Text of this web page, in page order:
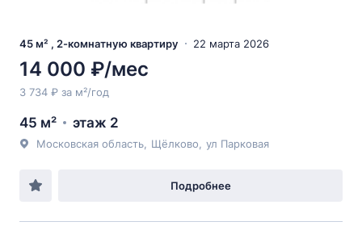
45 м² , 2-комнатную квартиру 22 марта 2026
14 000 ₽/мес
3 734 ₽ за м²/год
45 м² этаж 2
Московская область Щёлково ул Парковая
Подробнее